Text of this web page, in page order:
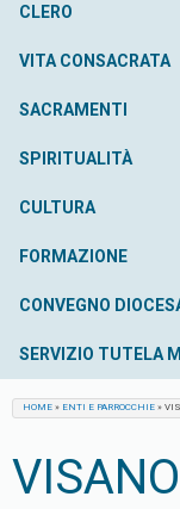
CLERO
VITA CONSACRATA
SACRAMENTI
SPIRITUALITÀ
CULTURA
FORMAZIONE
CONVEGNO
SERVIZIO TUTELA
HOME » ENTI E PARROCCHIE »